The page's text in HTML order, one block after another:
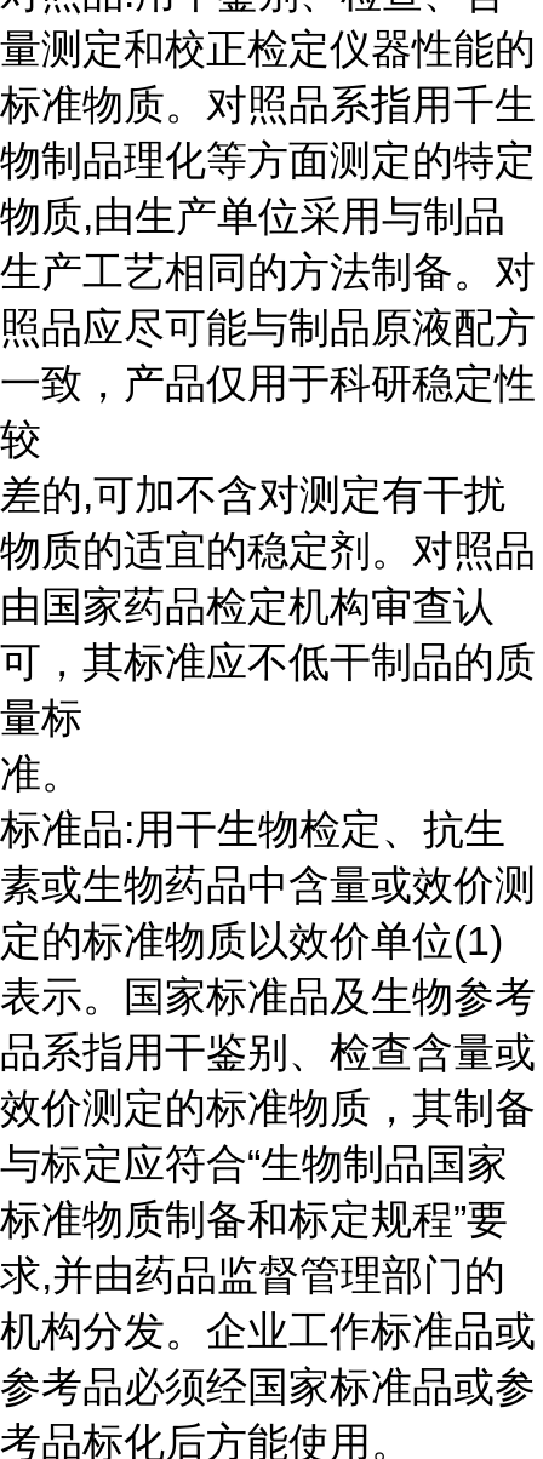
量测定和校正检定仪器性能的
标准物质。对照品系指用千生
物制品理化等方面测定的特定
物质,由生产单位采用与制品
生产工艺相同的方法制备。对
照品应尽可能与制品原液配方
一致，产品仅用于科研稳定性
较
差的,可加不含对测定有干扰
物质的适宜的稳定剂。对照品
由国家药品检定机构审查认
可，其标准应不低干制品的质
量标
准。
标准品:用干生物检定、抗生
素或生物药品中含量或效价测
定的标准物质以效价单位(1)
表示。国家标准品及生物参考
品系指用干鉴别、检查含量或
效价测定的标准物质，其制备
与标定应符合“生物制品国家
标准物质制备和标定规程”要
求,并由药品监督管理部门的
机构分发。企业工作标准品或
参考品必须经国家标准品或参
考品标化后方能使用。